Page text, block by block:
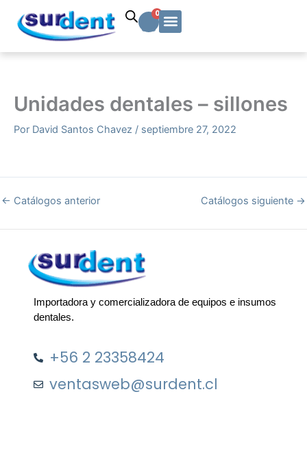
contenido
0
Carrito
Unidades dentales – sillones
Por David Santos Chavez / septiembre 27, 2022
← Catálogos anterior Catálogos siguiente →
Importadora y comercializadora de equipos e insumos
dentales.
+56 2 23358424
ventasweb@surdent.cl